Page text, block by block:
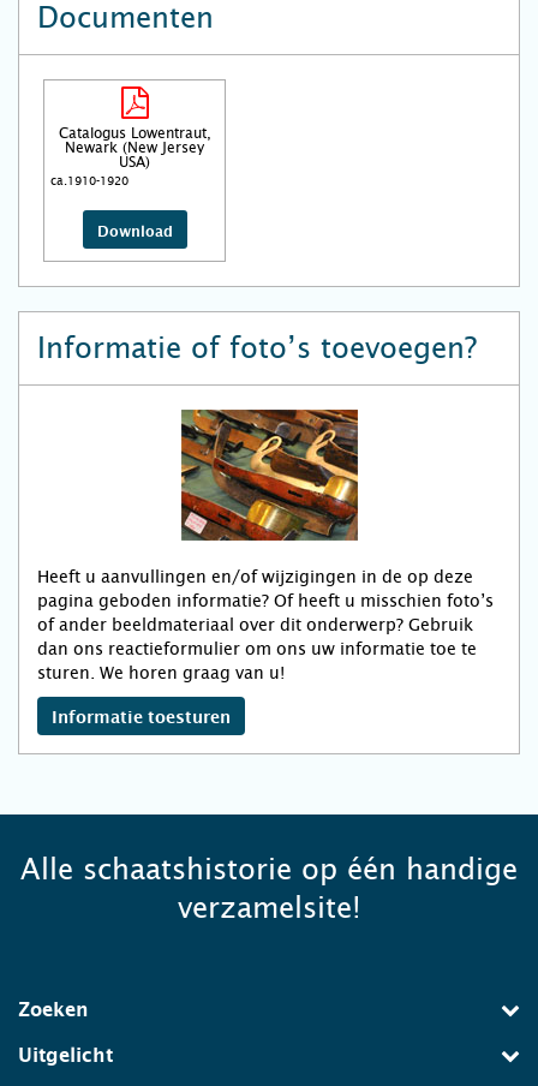
Documenten
Catalogus Lowentraut,
Newark (New Jersey
USA)
ca.1910-1920
Download
Informatie of foto’s toevoegen?
Heeft u aanvullingen en/of wijzigingen in de op deze
pagina geboden informatie? Of heeft u misschien foto’s
of ander beeldmateriaal over dit onderwerp? Gebruik
dan ons reactieformulier om ons uw informatie toe te
sturen. We horen graag van u!
Informatie toesturen
Alle schaatshistorie op één handige
verzamelsite!
Zoeken
Uitgelicht